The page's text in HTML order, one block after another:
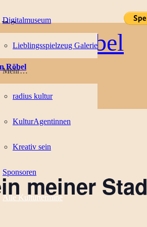
in Röbel
Röbel
Digitalmuseum
Lieblingsspielzeug Galerie
Mehr…
radius kultur
KulturAgentinnen
Kreativ sein
Sponsoren
Alle Kulturtermine
meiner